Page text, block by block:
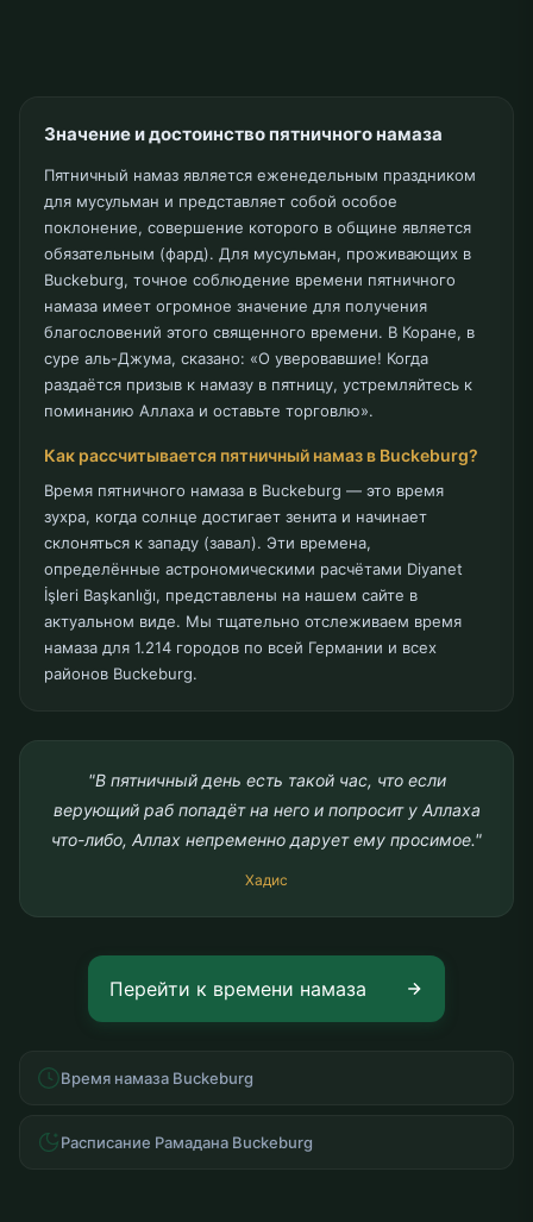
Значение и достоинство пятничного намаза
Пятничный намаз является еженедельным праздником
для мусульман и представляет собой особое
поклонение, совершение которого в общине является
обязательным (фард). Для мусульман, проживающих в
Buckeburg, точное соблюдение времени пятничного
намаза имеет огромное значение для получения
благословений этого священного времени. В Коране, в
суре аль-Джума, сказано: «О уверовавшие! Когда
раздаётся призыв к намазу в пятницу, устремляйтесь к
поминанию Аллаха и оставьте торговлю».
Как рассчитывается пятничный намаз в Buckeburg?
Время пятничного намаза в Buckeburg — это время
зухра, когда солнце достигает зенита и начинает
склоняться к западу (завал). Эти времена,
определённые астрономическими расчётами Diyanet
İşleri Başkanlığı, представлены на нашем сайте в
актуальном виде. Мы тщательно отслеживаем время
намаза для 1.214 городов по всей Германии и всех
районов Buckeburg.
"В пятничный день есть такой час, что если
верующий раб попадёт на него и попросит у Аллаха
что-либо, Аллах непременно дарует ему просимое."
Хадис
Перейти к времени намаза
Время намаза Buckeburg
Расписание Рамадана Buckeburg